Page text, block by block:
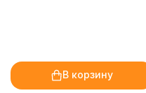
В корзину